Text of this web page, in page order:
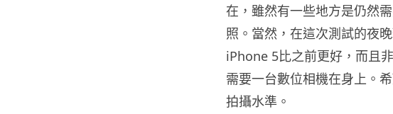
在，雖然有一些地方是仍然
照。當然，在這次測試的夜
iPhone 5比之前更好，而且
需要一台數位相機在身上。
拍攝水準。